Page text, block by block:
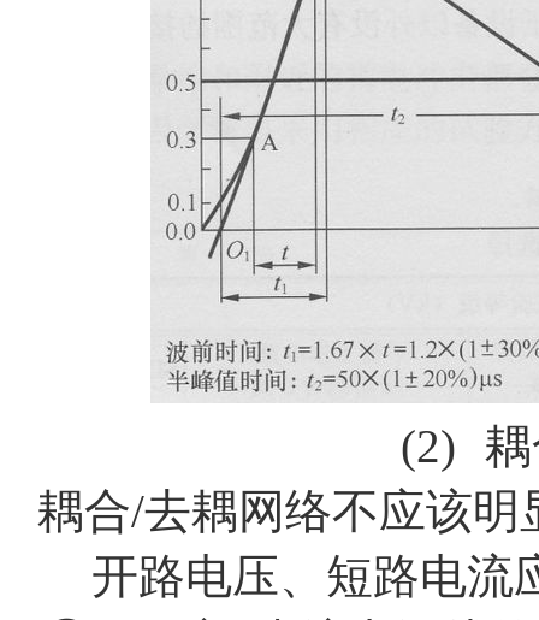
(2)
耦合/去耦网络不应该明
开路电压、短路电流